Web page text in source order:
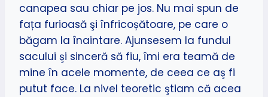
canapea sau chiar pe jos. Nu mai spun de
fața furioasă şi înfricoșătoare, pe care o
băgam la înaintare. Ajunsesem la fundul
sacului şi sinceră să fiu, îmi era teamă de
mine în acele momente, de ceea ce aş fi
putut face. La nivel teoretic ştiam că acea